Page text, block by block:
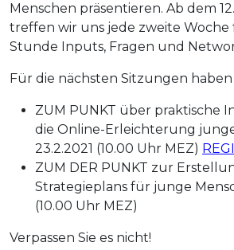
Menschen präsentieren. Ab dem
treffen wir uns jede zweite
Stunde Inputs, Fragen und
Für die nächsten Sitzungen
ZUM PUNKT über praktische
die Online-Erleichterung
23.2.2021 (10.00 Uhr MEZ)
ZUM DER PUNKT zur
Strategieplans für junge
(10.00 Uhr MEZ)
Verpassen Sie es nicht!